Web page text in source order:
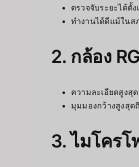
ตรวจจับระยะได้ตั้
ทำงานได้ดีแม้ในส
2. กล้อง
ความละเอียดสูงสุ
มุมมองกว้างสูงสุด
3. ไมโครโ